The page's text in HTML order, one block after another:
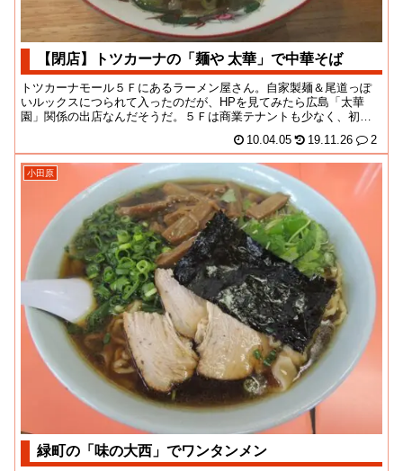
【閉店】トツカーナの「麺や 太華」で中華そば
トツカーナモール５Ｆにあるラーメン屋さん。自家製麺＆尾道っぽ
いルックスにつられて入ったのだが、HPを見てみたら広島「太華
園」関係の出店なんだそうだ。５Ｆは商業テナントも少なく、初日
10.04.05 19.11.26 2
小田原
緑町の「味の大西」でワンタンメン